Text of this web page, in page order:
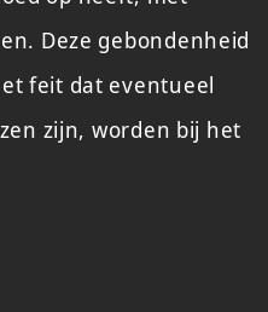
Deze gebondenheid
feit dat eventueel
zijn, worden bij het